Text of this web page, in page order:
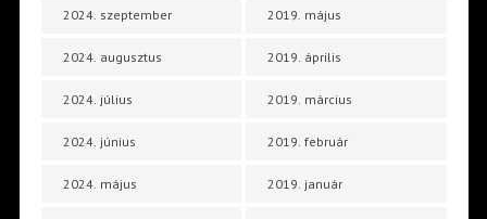
2024. szeptember
2024. augusztus
2024. július
2024. június
2024. május
2019. május
2019. április
2019. március
2019. február
2019. január